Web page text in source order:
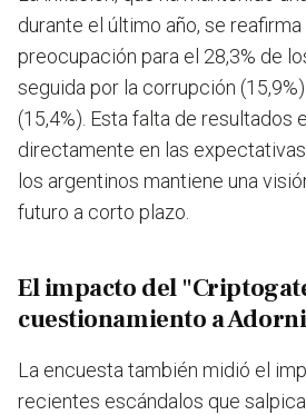
durante el último año, se
preocupación para el 28,3% de
seguida por la corrupción
(15,4%). Esta falta de resultados
directamente en las
los argentinos mantiene una
futuro a corto plazo.
El impacto del
cuestionamiento a Adorni
La encuesta también midió el
recientes escándalos que